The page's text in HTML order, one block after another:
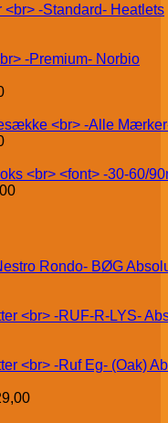
Heatlets
Norbio